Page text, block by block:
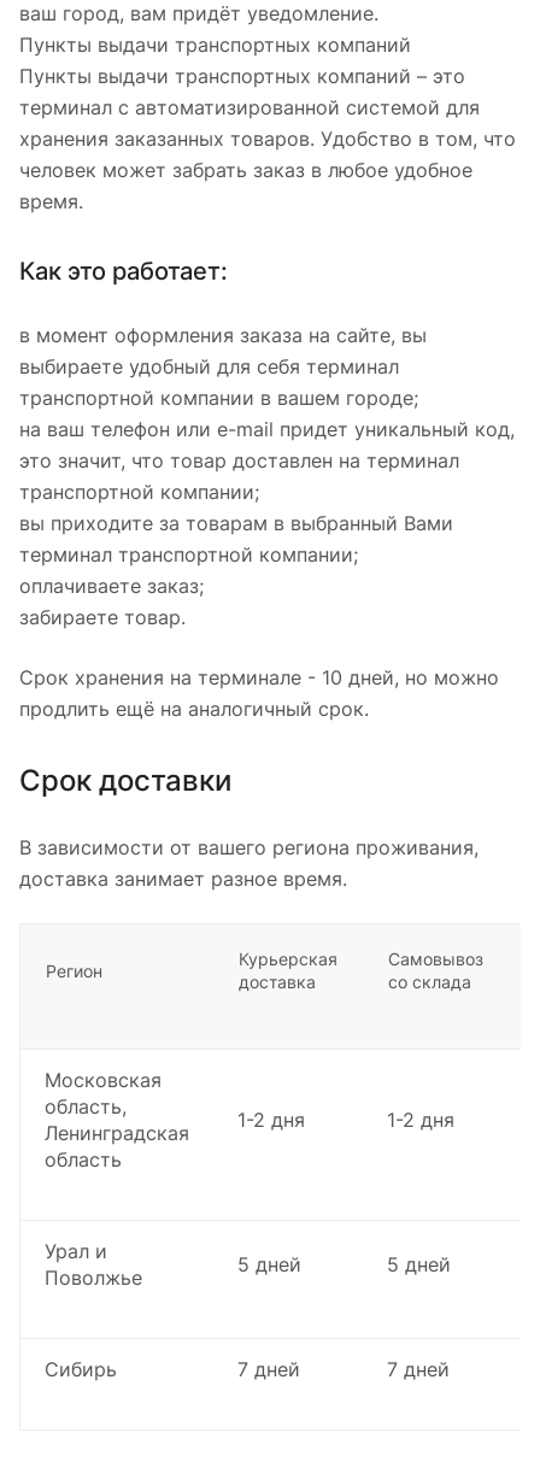
ваш город, вам придёт уведомление.
Пункты выдачи транспортных компаний
Пункты выдачи транспортных компаний – это
терминал с автоматизированной системой для
хранения заказанных товаров. Удобство в том, что
человек может забрать заказ в любое удобное
время.
Как это работает:
в момент оформления заказа на сайте, вы
выбираете удобный для себя терминал
транспортной компании в вашем городе;
на ваш телефон или e-mail придет уникальный код,
это значит, что товар доставлен на терминал
транспортной компании;
вы приходите за товарам в выбранный Вами
терминал транспортной компании;
оплачиваете заказ;
забираете товар.
Срок хранения на терминале - 10 дней, но можно
продлить ещё на аналогичный срок.
Срок доставки
В зависимости от вашего региона проживания,
доставка занимает разное время.
Регион
Курьерская
доставка
Самовывоз
со склада
Московская
область,
Ленинградская
область
1-2 дня 1-2 дня
Урал и
Поволжье
5 дней 5 дней
Сибирь 7 дней 7 дней